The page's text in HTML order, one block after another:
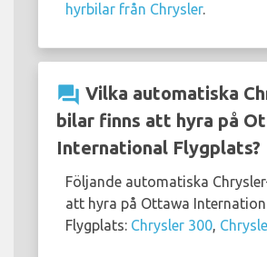
hyrbilar från Chrysler.
question_answer Vilka automatiska
bilar finns att hyra på
International Flygplats?
Följande automatiska
att hyra på Ottawa
Flygplats: Chrysler 300,